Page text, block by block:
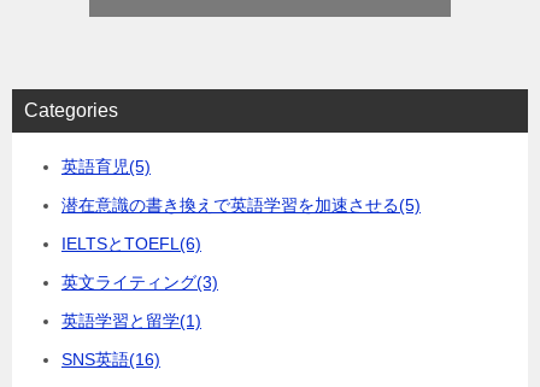
Categories
英語育児(5)
潜在意識の書き換えで英語学習を加速させる(5)
IELTSとTOEFL (6)
英文ライティング(3)
英語学習と留学(1)
SNS英語(16)